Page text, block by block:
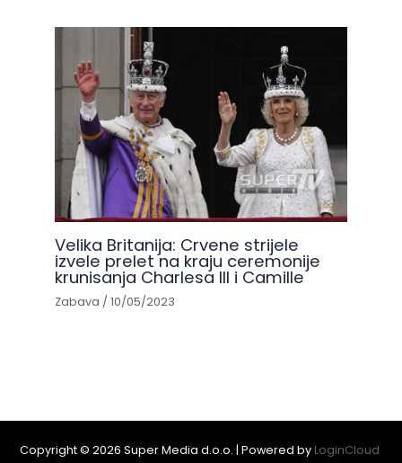
Velika Britanija: Crvene strijele
izvele prelet na kraju ceremonije
krunisanja Charlesa III i Camille
Zabava /10/05/2023
Copyright © 2026 Super Media d.o.o. | Powered by LoginCloud